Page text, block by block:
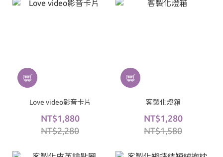
Love video影音卡片
NT$1,880
NT$2,280
客製化燈箱
NT$1,280
NT$1,580